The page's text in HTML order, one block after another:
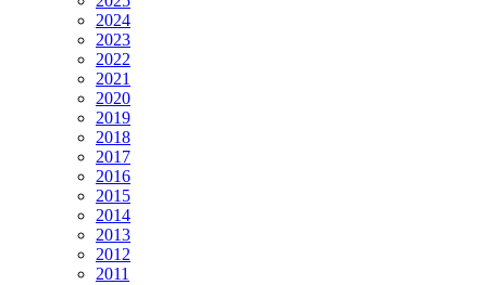
2024
2023
2022
2021
2020
2019
2018
2017
2016
2015
2014
2013
2012
2011